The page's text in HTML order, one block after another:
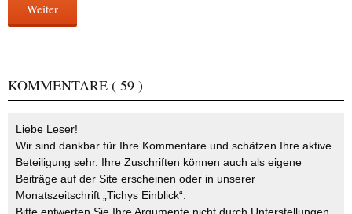
Weiter
KOMMENTARE ( 59 )
Liebe Leser!
Wir sind dankbar für Ihre Kommentare und schätzen Ihre aktive
Beteiligung sehr. Ihre Zuschriften können auch als eigene
Beiträge auf der Site erscheinen oder in unserer
Monatszeitschrift „Tichys Einblick“.